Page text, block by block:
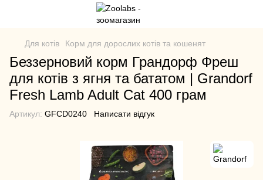
Для котів Корм для дорослих котів та кошенят
Беззерновий корм Грандорф Фреш
для котів з ягня та бататом | Grandorf
Fresh Lamb Adult Cat 400 грам
Артикул: GFCD0240 Написати відгук